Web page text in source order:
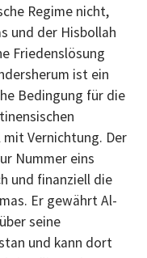
Regime nicht,
und der Hisbollah
Friedenslösung
ist ein
Bedingung für die
Vernichtung. Der
Nummer eins
und finanziell die
Er gewährt Al-
seine
und kann dort